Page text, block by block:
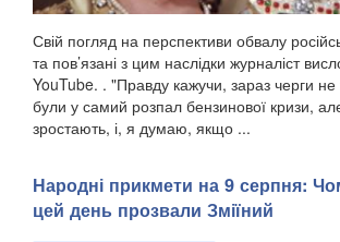
Свій погляд на перспективи обвалу
та пов’язані з цим наслідки журналіст
YouTube. . "Правду кажучи, зараз черги не
були у самий розпал бензинової кризи,
зростають, і, я думаю, якщо ...
Народні прикмети на 9 серпня:
цей день прозвали Зміїний